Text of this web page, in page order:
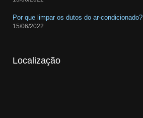
Por que limpar os dutos do ar-condicionado?
15/06/2022
Localização